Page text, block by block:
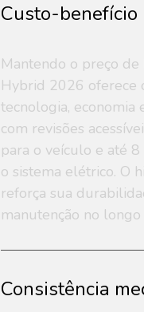
Custo-benefício
Mantendo o preço de
Hybrid 2026 oferece
tecnologia, economia
com revisões
para o veículo e até
o sistema elétrico. O
reforça sua
manutenção no longo
Consistência